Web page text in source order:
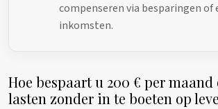
compenseren via besparingen of
inkomsten.
Hoe bespaart u 200 € per maand
lasten zonder in te boeten op